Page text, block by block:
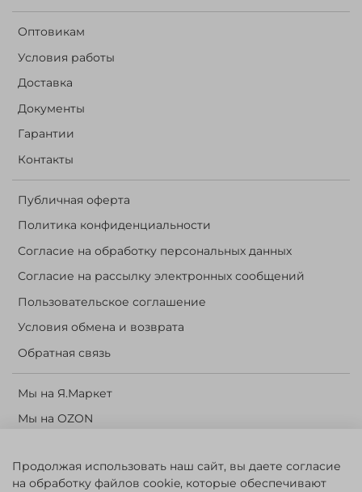
Оптовикам
Условия работы
Доставка
Документы
Гарантии
Контакты
Публичная оферта
Политика конфиденциальности
Согласие на обработку персональных данных
Согласие на рассылку электронных сообщений
Пользовательское соглашение
Условия обмена и возврата
Обратная связь
Мы на Я.Маркет
Мы на OZON
Корзина
Продолжая использовать наш сайт, вы даете согласие
на обработку файлов cookie, которые обеспечивают